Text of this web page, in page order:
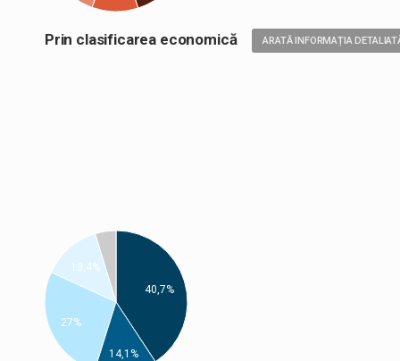
Prin clasificarea economică ARATĂ INFORMAȚIA
40,7%
13,4%
27%
14,1%